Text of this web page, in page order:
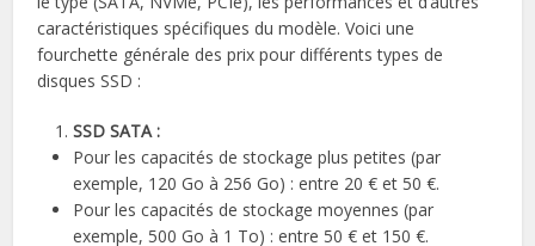
caractéristiques spécifiques du modèle. Voici une
fourchette générale des prix pour différents types de
disques SSD :
SSD SATA :
Pour les capacités de stockage plus petites (par
exemple, 120 Go à 256 Go) : entre 20 € et 50 €.
Pour les capacités de stockage moyennes (par
exemple, 500 Go à 1 To) : entre 50 € et 150 €.